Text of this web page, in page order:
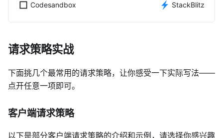
Codesandbox StackBlitz
请求策略实战
下面挑几个最常用的请求策略，让你感受一下实际写法——
点开任意一项即可。
客户端请求策略
以下是部分客户端请求策略的介绍和示例，请选择你感兴趣